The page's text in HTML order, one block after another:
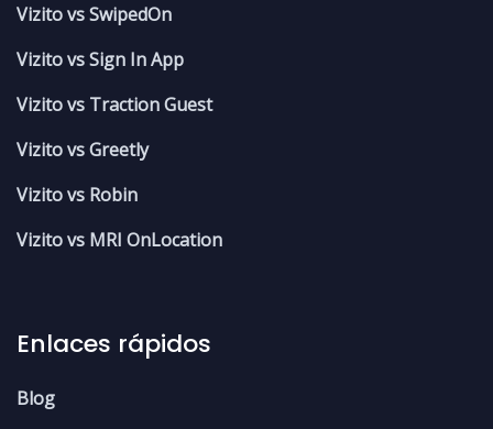
Vizito vs SwipedOn
Vizito vs Sign In App
Vizito vs Traction Guest
Vizito vs Greetly
Vizito vs Robin
Vizito vs MRI OnLocation
Enlaces rápidos
Blog